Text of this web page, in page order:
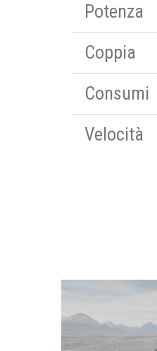
Potenza
Coppia
Consumi
Velocità